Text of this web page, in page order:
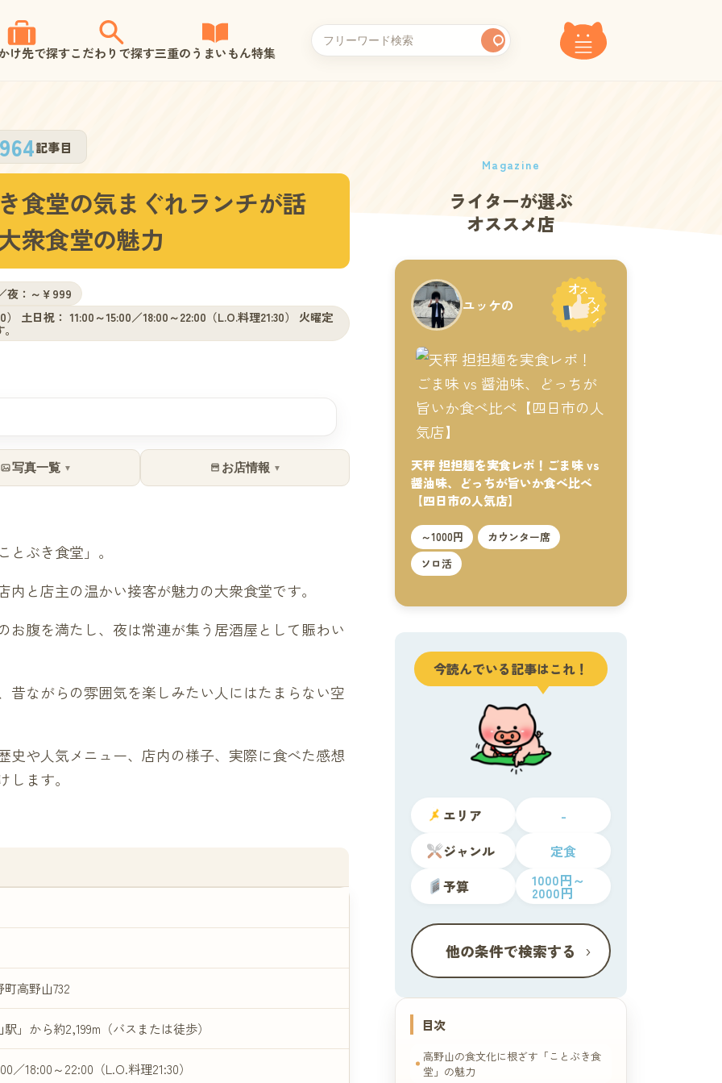
け先で探すこだわりで探す三重のうまいもん特集
964記事目
食堂の気まぐれランチが話
衆食堂の魅力
夜：～￥999
土日祝： 11:00～15:00／18:00～22:00（L.O.料理21:30） 火曜定
写真一覧 ▼ お店情報 ▼
ぶき食堂」。
と店主の温かい接客が魅力の大衆食堂です。
腹を満たし、夜は常連が集う居酒屋として賑わい
昔ながらの雰囲気を楽しみたい人にはたまらない空
史や人気メニュー、店内の様子、実際に食べた感想
ます。
高野山732
」から約2,199m（バスまたは徒歩）
／18:00～22:00（L.O.料理21:30）
Magazine
ライターが選ぶ
オススメ店
ユッケの
天秤 担担麺を実食レポ！ごま味 vs
醤油味、どっちが旨いか食べ比べ
【四日市の人気店】
～1000円
カウンター席
ソロ活
今読んでいる記事はこれ！
エリア
-
ジャンル
定食
予算
1000円～
2000円
他の条件で検索する ›
目次
高野山の食文化に根ざす「ことぶき食
堂」の魅力